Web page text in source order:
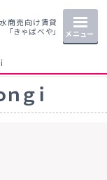
商売向け賃貸
「きゃばべや」
メニュー
ｇｉ